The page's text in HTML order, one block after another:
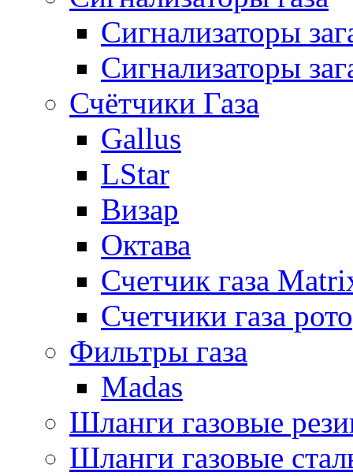
Сигнализаторы
Сигнализаторы
Счётчики Газа
Gallus
LStar
Визар
Октава
Счетчик газа
Счетчики газа
Фильтры газа
Madas
Шланги газовые
Шланги газовые